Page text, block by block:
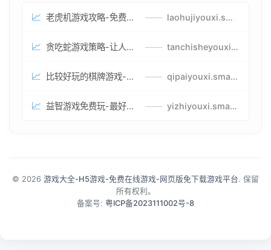
📈 老虎机游戏攻略-免费试玩的老虎机游戏-老虎机游戏币兑换方式 —— laohujiyouxi.smartwatchmanufacturer.cn
📈 贪吃蛇游戏策略-让人头大的贪吃蛇游戏-贪吃蛇游戏攻略指南 —— tanchisheyouxicelv.smartwatchmanufacturer.cn
📈 比较好玩的棋牌游戏-高难度棋牌游戏-棋牌游戏到底怎么玩 —— qipaiyouxi.smartwatchmanufacturer.cn
📈 益智游戏免费玩-最好的益智游戏-有趣的益智游戏策略 —— yizhiyouxi.smartwatchmanufacturer.cn
© 2026 游戏大全-H5游戏-免费在线游戏-网页版免下载游戏平台. 保留
所有权利。
备案号: 粤ICP备2023111002号-8